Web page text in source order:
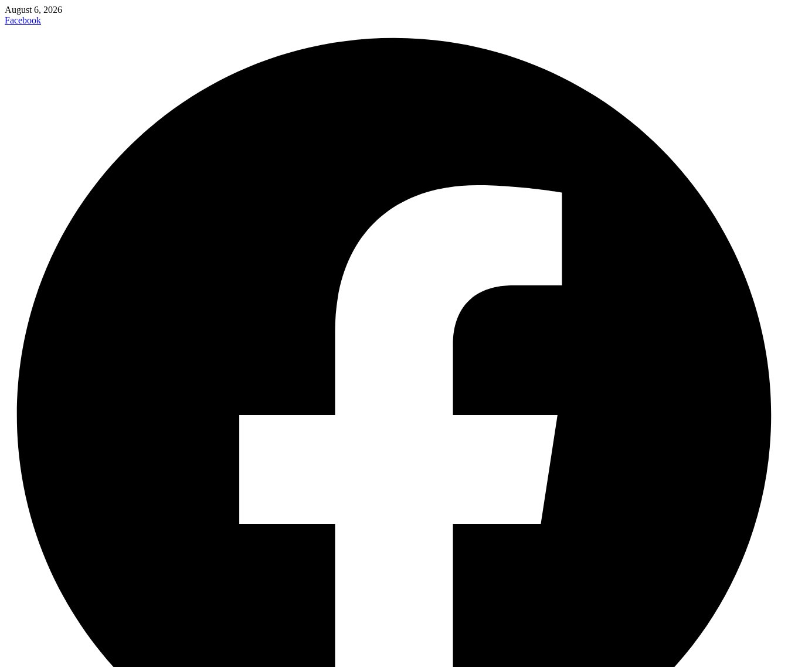
August 6, 2026
Facebook